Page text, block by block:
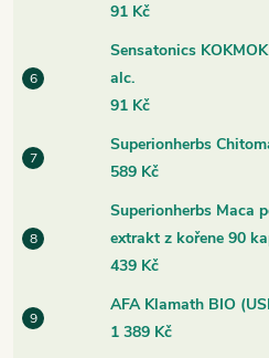
91 Kč
Sensatonics
alc.
91 Kč
Superionherbs
589 Kč
Superionherbs Maca
extrakt z kořene 90
439 Kč
AFA Klamath BIO
1 389 Kč